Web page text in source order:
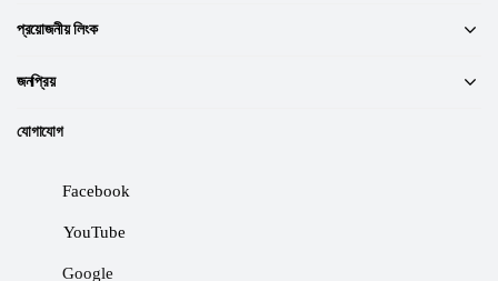
প্রয়োজনীয় লিংক
জনপ্রিয়
যোগাযোগ
Facebook
YouTube
Google